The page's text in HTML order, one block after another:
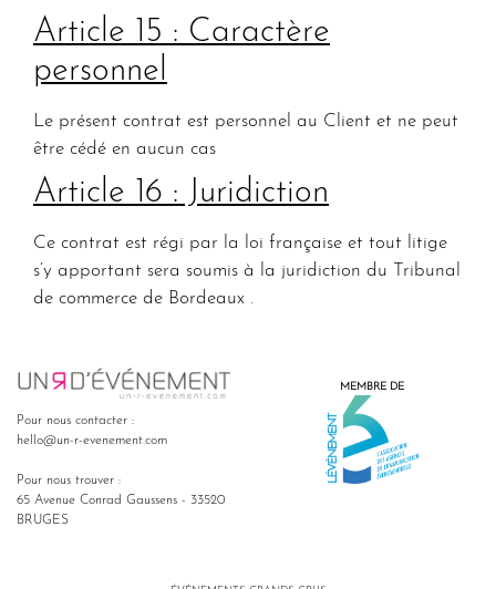
Article 15 : Caractère
personnel
Le présent contrat est personnel au Client et ne peut
être cédé en aucun cas
Article 16 : Juridiction
Ce contrat est régi par la loi française et tout litige
s’y apportant sera soumis à la juridiction du Tribunal
de commerce de Bordeaux .
Pour nous contacter :
hello@un-r-evenement.com
Pour nous trouver :
65 Avenue Conrad Gaussens - 33520
BRUGES
MEMBRE DE